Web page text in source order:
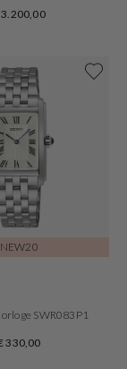
3.200,00
NEW20
SWR083P1
330,00